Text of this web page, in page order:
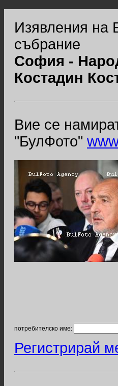
Изявления на
събрание
София -
Костадин
Вие се
"БулФото"
потребителско име:
Регистрирай